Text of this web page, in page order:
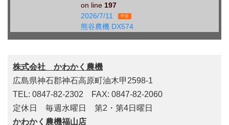
on line 197
2026/7/11
中古
熊谷農機 DX574
株式会社 かわかく農機
広島県神石郡神石高原町油木甲2598-1
TEL: 0847-82-2302 FAX: 0847-82-2060
定休日 毎週水曜日 第2・第4日曜日
かわかく農機福山店